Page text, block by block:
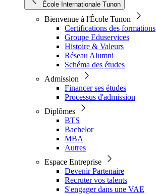
École Internationale Tunon
Bienvenue à l'École Tunon
Certifications des formations
Groupe Eduservices
Histoire & Valeurs
Réseau Alumni
Schéma des études
Admission
Financer ses études
Processus d'admission
Diplômes
BTS
Bachelor
MBA
Autres
Espace Entreprise
Devenir Partenaire
Recruter vos talents
S'engager dans une VAE